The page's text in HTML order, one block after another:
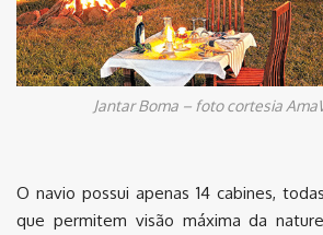
Jantar Boma – foto cortesia
O navio possui apenas 14 cabines,
que permitem visão máxima da